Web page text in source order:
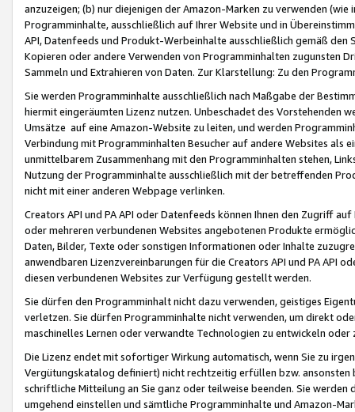
anzuzeigen; (b) nur diejenigen der Amazon-Marken zu verwenden
Programminhalte, ausschließlich auf Ihrer Website und in
API, Datenfeeds und Produkt-Werbeinhalte ausschließlich gemäß
Kopieren oder andere Verwenden von Programminhalten zugunsten
Sammeln und Extrahieren von Daten. Zur Klarstellung: Zu den
Sie werden Programminhalte ausschließlich nach Maßgabe der
hiermit eingeräumten Lizenz nutzen. Unbeschadet des Vorstehenden
Umsätze auf eine Amazon-Website zu leiten, und werden
Verbindung mit Programminhalten Besucher auf andere Websites als
unmittelbarem Zusammenhang mit den Programminhalten stehen,
Nutzung der Programminhalte ausschließlich mit der betreffenden
nicht mit einer anderen Webpage verlinken.
Creators API und PA API oder Datenfeeds können Ihnen den Zugriff
oder mehreren verbundenen Websites angebotenen Produkte
Daten, Bilder, Texte oder sonstigen Informationen oder Inhalte
anwendbaren Lizenzvereinbarungen für die Creators API und PA API
diesen verbundenen Websites zur Verfügung gestellt werden.
Sie dürfen den Programminhalt nicht dazu verwenden, geistiges
verletzen. Sie dürfen Programminhalte nicht verwenden, um direkt
maschinelles Lernen oder verwandte Technologien zu entwickeln
Die Lizenz endet mit sofortiger Wirkung automatisch, wenn Sie zu
Vergütungskatalog definiert) nicht rechtzeitig erfüllen bzw. ansonsten
schriftliche Mitteilung an Sie ganz oder teilweise beenden. Sie werden
umgehend einstellen und sämtliche Programminhalte und Amazon-